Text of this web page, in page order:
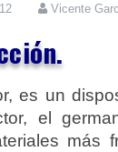
Vicente
es un
el
más